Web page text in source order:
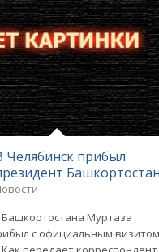
Челябинск прибыл
Муртаза
с официальным